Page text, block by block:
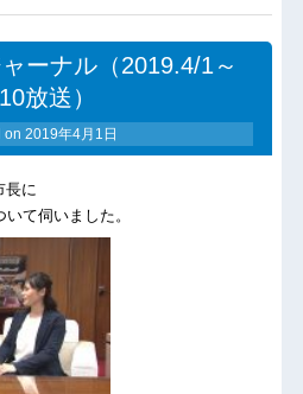
ーナル（2019.4/1～
放送）
on 2019年4月1日
長に
て伺いました。